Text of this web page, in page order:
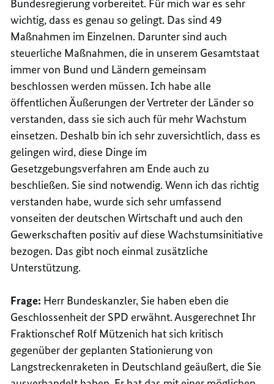
Bundesregierung vorbereitet. Für mich war es sehr
wichtig, dass es genau so gelingt. Das sind 49
Maßnahmen im Einzelnen. Darunter sind auch
steuerliche Maßnahmen, die in unserem Gesamtstaat
immer von Bund und Ländern gemeinsam
beschlossen werden müssen. Ich habe alle
öffentlichen Äußerungen der Vertreter der Länder so
verstanden, dass sie sich auch für mehr Wachstum
einsetzen. Deshalb bin ich sehr zuversichtlich, dass es
gelingen wird, diese Dinge im
Gesetzgebungsverfahren am Ende auch zu
beschließen. Sie sind notwendig. Wenn ich das richtig
verstanden habe, wurde sich sehr umfassend
vonseiten der deutschen Wirtschaft und auch den
Gewerkschaften positiv auf diese Wachstumsinitiative
bezogen. Das gibt noch einmal zusätzliche
Unterstützung.
Frage: Herr Bundeskanzler, Sie haben eben die
Geschlossenheit der SPD erwähnt. Ausgerechnet Ihr
Fraktionschef Rolf Mützenich hat sich kritisch
gegenüber der geplanten Stationierung von
Langstreckenraketen in Deutschland geäußert, die Sie